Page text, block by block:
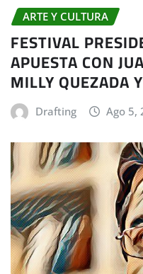
ARTE Y CULTURA
FESTIVAL
APUESTA CON
MILLY QUEZADA
Drafting Ago 5,